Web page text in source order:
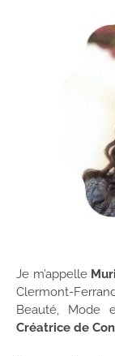
Je m’appelle
Clermont-
Beauté, Mode
Créatrice de